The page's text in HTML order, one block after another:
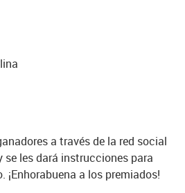
a través de la red social
les dará instrucciones para
¡Enhorabuena a los premiados!